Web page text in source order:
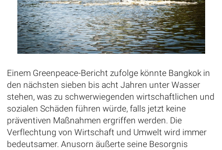
Einem Greenpeace-Bericht zufolge könnte Bangkok in
den nächsten sieben bis acht Jahren unter Wasser
stehen, was zu schwerwiegenden wirtschaftlichen und
sozialen Schäden führen würde, falls jetzt keine
präventiven Maßnahmen ergriffen werden. Die
Verflechtung von Wirtschaft und Umwelt wird immer
bedeutsamer. Anusorn äußerte seine Besorgnis